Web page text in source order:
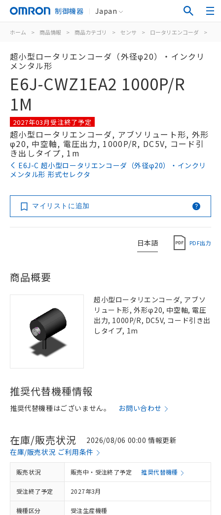
制御機器 Japan
ホーム > 商品情報 > 商品カテゴリ > センサ > ロータリエンコーダ >
超小型ロータリエンコーダ（外径φ20）・インクリ
メンタル形
E6J-CWZ1EA2 1000P/R
1M
2027年03月受注終了予定
超小型ロータリエンコーダ, アブソリュート形, 外形
φ20, 中空軸, 電圧出力, 1000P/R, DC5V, コード引
き出しタイプ, 1m
E6J-C 超小型ロータリエンコーダ（外径φ20）・インクリ
メンタル形 形式セレクタ
マイリストに追加
日本語 PDF出力
商品概要
超小型ロータリエンコーダ, アブソ
リュート形, 外形φ20, 中空軸, 電圧
出力, 1000P/R, DC5V, コード引き出
しタイプ, 1m
推奨代替機種情報
推奨代替機種はございません。 お問い合わせ
在庫/販売状況
2026/08/06 00:00 情報更新
在庫/販売状況 ご利用条件
販売状況 販売中・受注終了予定 推奨代替機種
受注終了予定 2027年3月
機種区分 受注生産機種